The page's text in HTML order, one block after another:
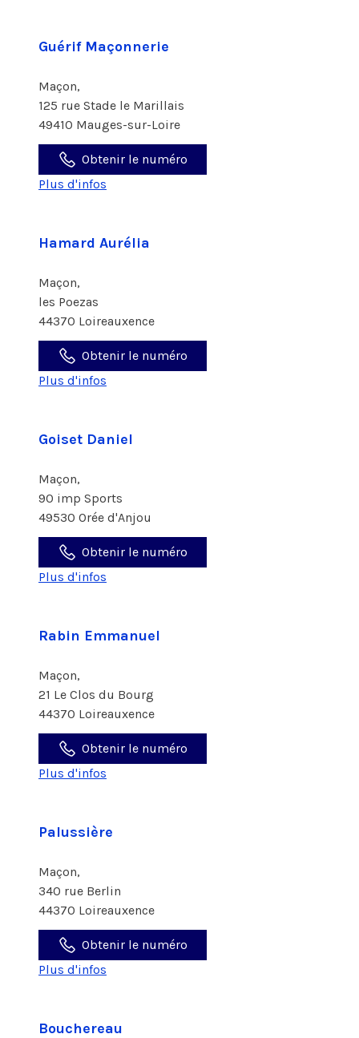
Guérif Maçonnerie
Maçon,
125 rue Stade le Marillais
49410 Mauges-sur-Loire
Obtenir le numéro
Plus d'infos
Hamard Aurélia
Maçon,
les Poezas
44370 Loireauxence
Obtenir le numéro
Plus d'infos
Goiset Daniel
Maçon,
90 imp Sports
49530 Orée d'Anjou
Obtenir le numéro
Plus d'infos
Rabin Emmanuel
Maçon,
21 Le Clos du Bourg
44370 Loireauxence
Obtenir le numéro
Plus d'infos
Palussière
Maçon,
340 rue Berlin
44370 Loireauxence
Obtenir le numéro
Plus d'infos
Bouchereau